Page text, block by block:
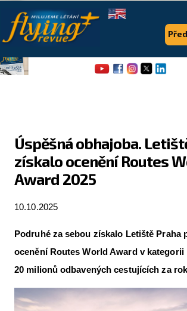
Úspěšná obhajoba.
získalo ocenění Routes
Award 2025
10.10.2025
Podruhé za sebou získalo Letiště Praha
ocenění Routes World Award v
20 milionů odbavených cestujících za
Flying Revue
Pro piloty
Série & speciály
Aktuální FR + archiv